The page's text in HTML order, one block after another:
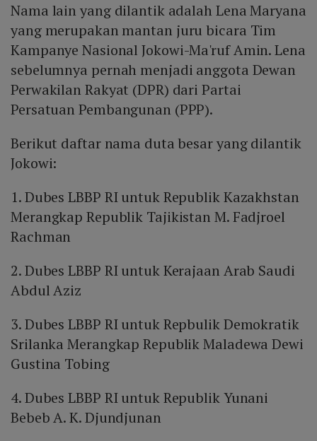
Nama lain yang dilantik adalah Lena Maryana
yang merupakan mantan juru bicara Tim
Kampanye Nasional Jokowi-Ma'ruf Amin. Lena
sebelumnya pernah menjadi anggota Dewan
Perwakilan Rakyat (DPR) dari Partai
Persatuan Pembangunan (PPP).
Berikut daftar nama duta besar yang dilantik
Jokowi:
1. Dubes LBBP RI untuk Republik Kazakhstan
Merangkap Republik Tajikistan M. Fadjroel
Rachman
2. Dubes LBBP RI untuk Kerajaan Arab Saudi
Abdul Aziz
3. Dubes LBBP RI untuk Repbulik Demokratik
Srilanka Merangkap Republik Maladewa Dewi
Gustina Tobing
4. Dubes LBBP RI untuk Republik Yunani
Bebeb A. K. Djundjunan